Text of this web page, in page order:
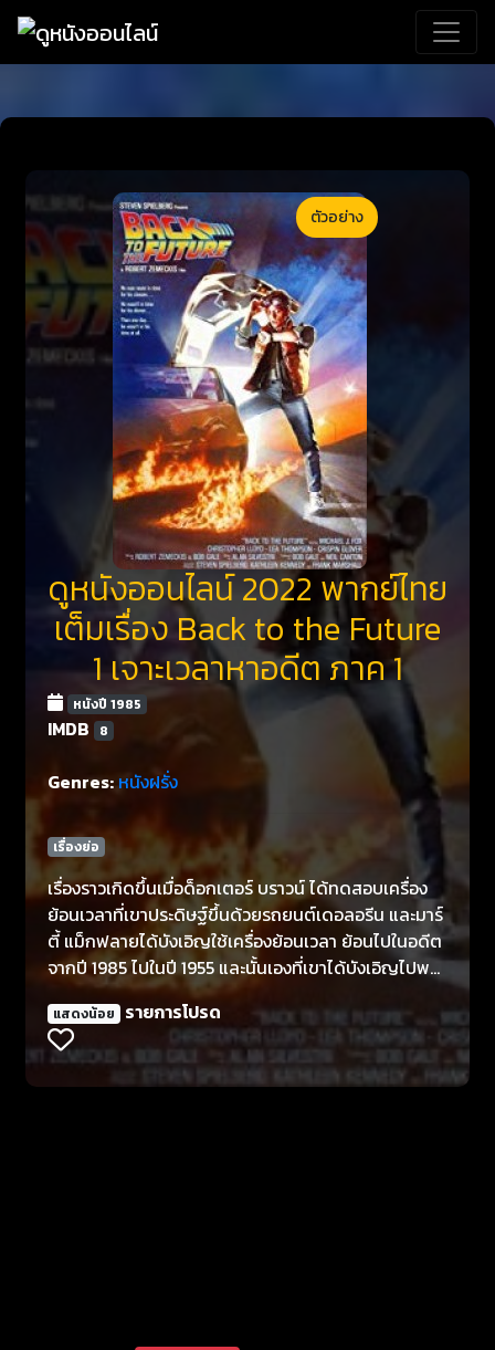
ตัวอย่าง
ดูหนังออนไลน์ 2022 พากย์ไทย
เต็มเรื่อง Back to the Future
1 เจาะเวลาหาอดีต ภาค 1
หนังปี 1985
IMDB 8
Genres: หนังฝรั่ง
เรื่องย่อ
เรื่องราวเกิดขึ้นเมื่อด็อกเตอร์ บราวน์ ได้ทดสอบเครื่อง
ย้อนเวลาที่เขาประดิษฐ์ขึ้นด้วยรถยนต์เดอลอรีน และมาร์
ตี้ แม็กฟลายได้บังเอิญใช้เครื่องย้อนเวลา ย้อนไปในอดีต
จากปี 1985 ไปในปี 1955 และนั้นเองที่เขาได้บังเอิญไปพบ
พ่อและแม่ของเขาในช่วงวัยรุ่นอย่างไม่ตั้งใจ และทำให้ทั้งคู่
คลาดไม่ได้พบกันตลอดกาล ซึ่งนั่นหมายความว่ามาร์ตี้จะ
ไม่ได้เกิดขึ้นมาบนโลกในอนาคต เขาจึงต้องทำทุกวิถีทาง
แก้ไขความผิดพลาดที่ไปเปลี่ยนแปลงประวัติศาสตร์ โดย
แสดงน้อย รายการโปรด